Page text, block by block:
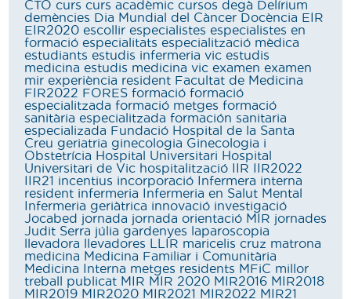
CTO curs curs acadèmic cursos degà Delírium
demències Dia Mundial del Càncer Docència EIR
EIR2020 escollir especialistes especialistes en
formació especialitats especialització mèdica
estudiants estudis infermeria vic estudis
medicina estudis medicina vic examen examen
mir experiència resident Facultat de Medicina
FIR2022 FORES formació formació
especialitzada formació metges formació
sanitària especialitzada formación sanitaria
especializada Fundació Hospital de la Santa
Creu geriatria ginecologia Ginecologia i
Obstetrícia Hospital Universitari Hospital
Universitari de Vic hospitalització IIR
IIR2022
IIR21 incentius incorporació
Infermera interna
resident infermeria
Infermeria en Salut Mental
Infermeria geriàtrica innovació investigació
Jocabed jornada jornada orientació MIR jornades
Judit Serra júlia gardenyes
laparoscopia
llevadora
llevadores LLIR maricelis cruz matrona
medicina Medicina Familiar i Comunitària
Medicina Interna metges residents MFiC millor
treball publicat MIR MIR 2020 MIR2016 MIR2018
MIR2019 MIR2020 MIR2021 MIR2022 MIR21